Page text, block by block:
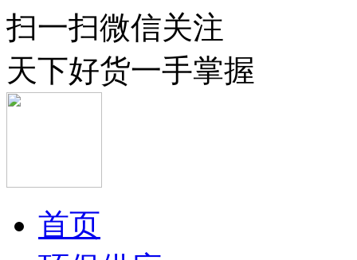
扫一扫微信关注
天下好货一手掌握
首页